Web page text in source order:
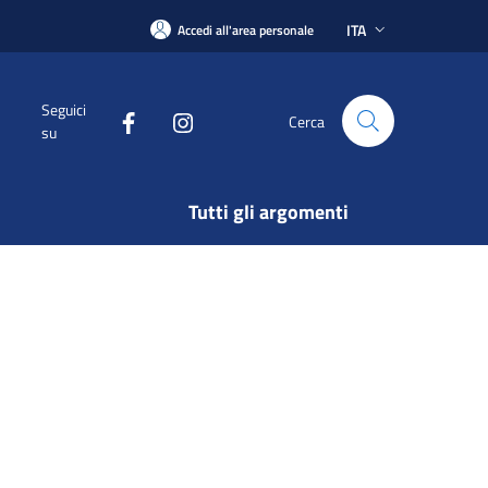
Accedi all'area personale ITA
Seguici
su
Cerca
Tutti gli argomenti